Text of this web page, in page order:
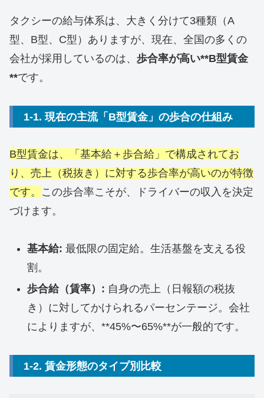
タクシーの給与体系は、大きく分けて3種類（A
型、B型、C型）ありますが、現在、全国の多くの
会社が採用しているのは、 歩合率が高い**B型賃金
**です。
1-1. 現在の主流「B型賃金」の歩合の仕組み
B型賃金は、「基本給＋歩合給」で構成されてお
り、売上（税抜き）に対する歩合率が高いのが特徴
です。 この歩合率こそが、ドライバーの収入を決定
づけます。
基本給: 最低限の固定給。生活基盤を支える役
割。
歩合給（賃率）: 自身の売上（日報額の税抜
き）に対してかけられるパーセンテージ。会社
によりますが、**45%〜65%**が一般的です。
1-2. 賃金形態のタイプ別比較